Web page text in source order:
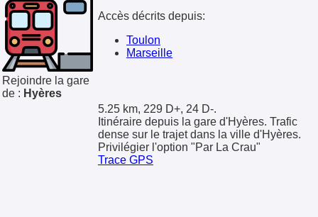
Rejoindre la gare
de : Hyères
Accès décrits depuis:
Toulon
Marseille
5.25 km, 229 D+, 24 D-.
Itinéraire depuis la gare d'Hyères. Trafic
dense sur le trajet dans la ville d'Hyères.
Privilégier l'option "Par La Crau"
Trace GPS